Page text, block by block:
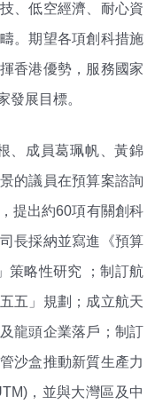
、低空經濟、耐心資
。期望各項創科措施
香港優勢，服務國家
發展目標。
、成員葛珮帆、黃錦
的議員在預算案諮詢
提出約60項有關創科
長採納並寫進《預算
策略性研究 ；制訂航
五」規劃；成立航天
龍頭企業落戶；制訂
沙盒推動新質生產力
，並與大灣區及中